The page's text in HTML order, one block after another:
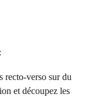
recto-verso sur du
et découpez les